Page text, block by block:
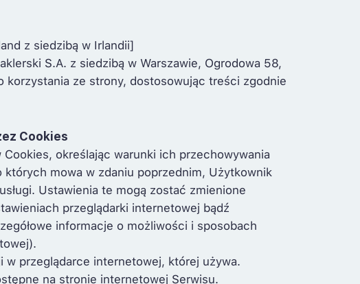
z siedzibą w Irlandii]
S.A. z siedzibą w Warszawie, Ogrodowa 58,
ze strony, dostosowując treści zgodnie
Cookies
określając warunki ich przechowywania
mowa w zdaniu poprzednim, Użytkownik
Ustawienia te mogą zostać zmienione
przeglądarki internetowej bądź
informacje o możliwości i sposobach
przeglądarce internetowej, której używa.
na stronie internetowej Serwisu.